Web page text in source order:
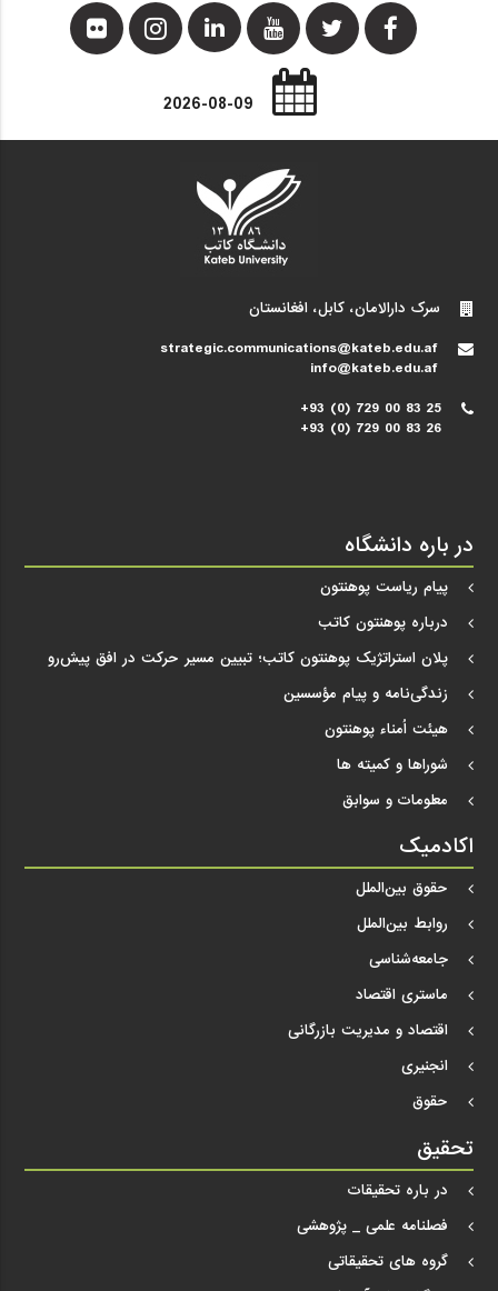
2026-08-09
سرک دارالامان، کابل، افغانستان
strategic.communications@kateb.edu.af
info@kateb.edu.af
+93 (0) 729 00 83 25
+93 (0) 729 00 83 26
در باره دانشگاه
پیام ریاست پوهنتون
درباره پوهنتون کاتب
پلان استراتژیک پوهنتون کاتب؛ تبیین مسیر حرکت در افق پیش‌رو
زندگی‌نامه و پیام مؤسسین
هیئت اُمناء پوهنتون
شوراها و کمیته ها
معلومات و سوابق
اکادمیک
حقوق بین‌الملل
روابط بین‌الملل
جامعه‌شناسی
ماستری اقتصاد
اقتصاد و مدیریت بازرگانی
انجنیری
حقوق
تحقیق
در باره تحقیقات
فصلنامه علمی _ پژوهشی
گروه های تحقیقاتی